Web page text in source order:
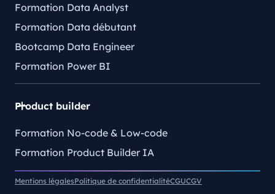
Formation Data Analyst
Formation Data débutant
Bootcamp Data Engineer
Formation Power BI
Product builder
Formation No-code & Low-code
Formation Product Builder IA
Mentions légalesPolitique de confidentialitéCGUCGV